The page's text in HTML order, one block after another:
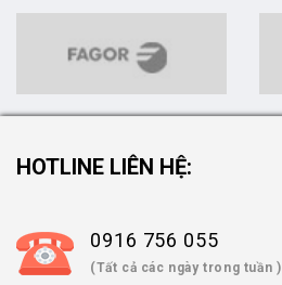
HOTLINE LIÊN HỆ:
0916 756 055
(Tất cả các ngày trong tuần )